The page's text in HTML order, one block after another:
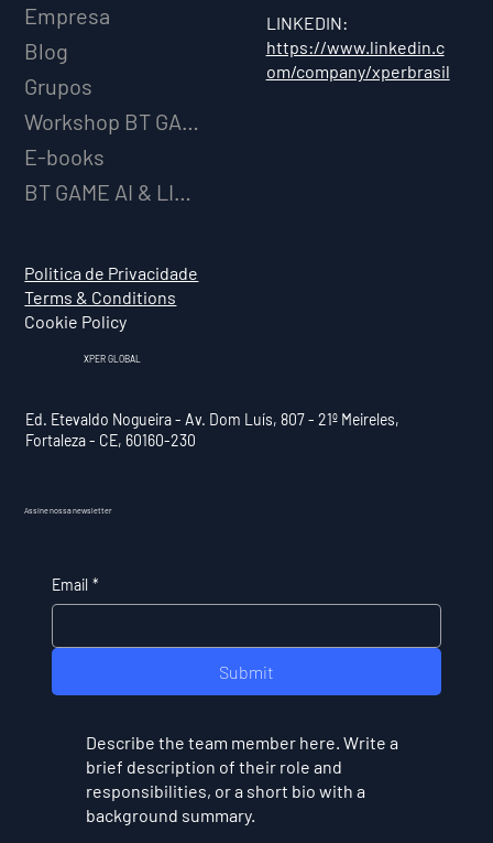
Empresa
Blog
Grupos
Workshop BT GAME AI
E-books
BT GAME AI & LICENCIAMENTO
Politica de Privacidade
Terms & Conditions
Cookie Policy
LINKEDIN:
https://www.linkedin.c
om/company/xperbrasil
XPER GLOBAL
Ed. Etevaldo Nogueira - Av. Dom Luís, 807 - 21º Meireles,
Fortaleza - CE, 60160-230
Assine nossa newsletter
Email *
Submit
Describe the team member here. Write a
brief description of their role and
responsibilities, or a short bio with a
background summary.